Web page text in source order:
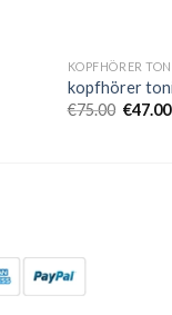
KOPFHÖRER
kopfhörer
€75.00 €47.00